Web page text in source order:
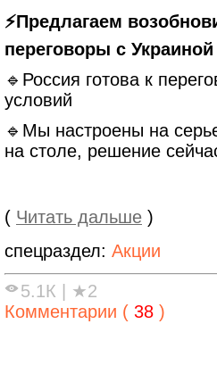
⚡️Предлагаем
переговоры с
🔹Россия готова к
условий
🔹Мы настроены на
на столе, решение
( Читать дальше )
спецраздел: Акции
5.1К
★2
Комментарии ( 38 )